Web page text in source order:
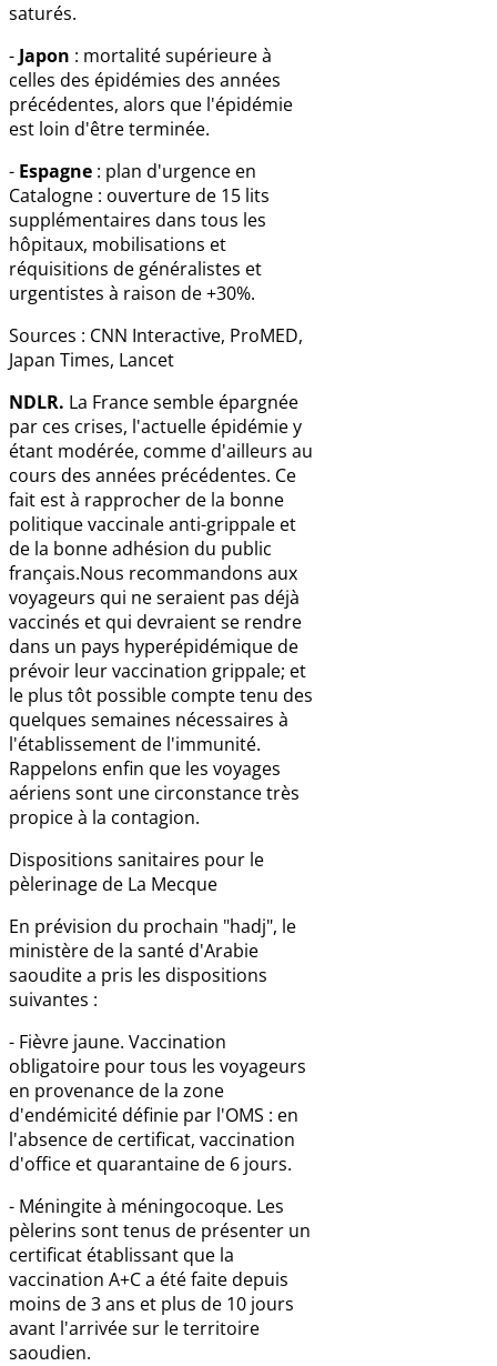
saturés.
- Japon : mortalité supérieure à
celles des épidémies des années
précédentes, alors que l'épidémie
est loin d'être terminée.
- Espagne : plan d'urgence en
Catalogne : ouverture de 15 lits
supplémentaires dans tous les
hôpitaux, mobilisations et
réquisitions de généralistes et
urgentistes à raison de +30%.
Sources : CNN Interactive, ProMED,
Japan Times, Lancet
NDLR. La France semble épargnée
par ces crises, l'actuelle épidémie y
étant modérée, comme d'ailleurs au
cours des années précédentes. Ce
fait est à rapprocher de la bonne
politique vaccinale anti-grippale et
de la bonne adhésion du public
français.Nous recommandons aux
voyageurs qui ne seraient pas déjà
vaccinés et qui devraient se rendre
dans un pays hyperépidémique de
prévoir leur vaccination grippale; et
le plus tôt possible compte tenu des
quelques semaines nécessaires à
l'établissement de l'immunité.
Rappelons enfin que les voyages
aériens sont une circonstance très
propice à la contagion.
Dispositions sanitaires pour le
pèlerinage de La Mecque
En prévision du prochain "hadj", le
ministère de la santé d'Arabie
saoudite a pris les dispositions
suivantes :
- Fièvre jaune. Vaccination
obligatoire pour tous les voyageurs
en provenance de la zone
d'endémicité définie par l'OMS : en
l'absence de certificat, vaccination
d'office et quarantaine de 6 jours.
- Méningite à méningocoque. Les
pèlerins sont tenus de présenter un
certificat établissant que la
vaccination A+C a été faite depuis
moins de 3 ans et plus de 10 jours
avant l'arrivée sur le territoire
saoudien.